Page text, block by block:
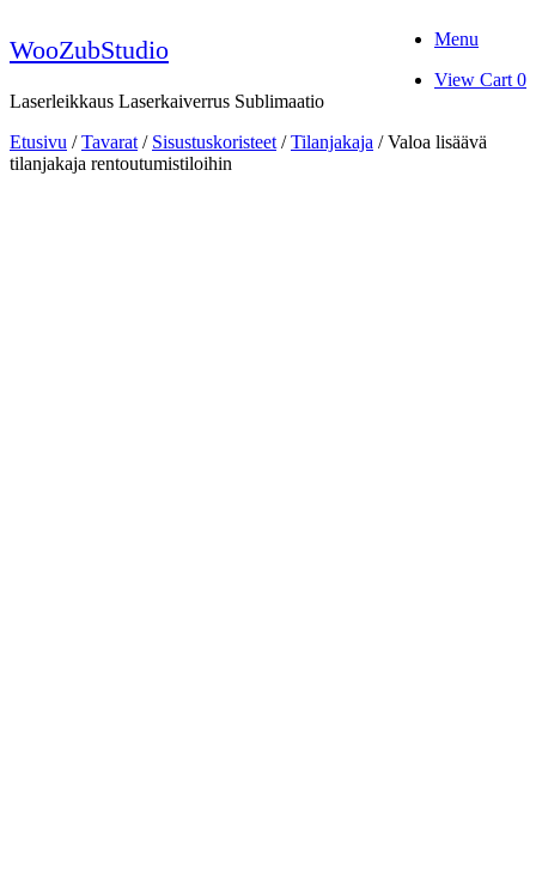
to
content
WooZubStudio
Laserleikkaus Laserkaiverrus Sublimaatio
Menu
View
View Cart 0
Etusivu /Tavarat / Sisustuskoristeet /Tilanjakaja / Valoa lisäävä
tilanjakaja rentoutumistiloihin